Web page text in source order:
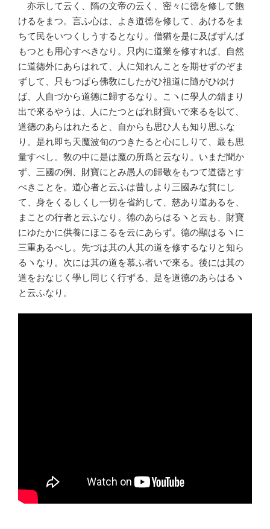
亦示して云く、隋の文帝の云く、密々に德を修して飽
けるをまつ。言ふ心は、よき道德を修して、あけるをま
ちて民をいつくしうするとなり。僧猶を是に及ばずんば
もつとも用心すべきなり。只内に道業を修すれば、自然
に道德外にあらはれて、人に知れんことを期せずのぞま
ずして、只もつぱら佛敎にしたがひ祖道に隨がひゆけ
ば、人自づから道德に歸するなり。こヽに學人の錯まり
出で來るやうは、人にたつとばれ財寶いで來るを以て、
道德のあらはれたると、自からも思ひ人も知り思ふな
り。是れ即ち天魔波旬のつきたると心にしりて、最も思
量すべし。敎の中に是は魔の所爲と云なり。いまだ聞か
ず、三國の例、財寶にとみ愚人の歸敬をもつて道德とす
べきことを。道心者と云ふは昔しより三國みな貧にし
て、身をくるしくし一切を省約して、慈あり道あるを、
まことの行者と云ふなり。德のあらはるヽと云も、財寶
にゆたかに供養にほこるを云にあらず。德の顯はるヽに
三重あるべし。先づは其の人其の道を修するなりと知ら
るヽなり。次には其の道を慕ふ者いで來る。後には其の
道をおなじく學し同じく行ずる、是を道德のあらはるヽ
と云ふなり。